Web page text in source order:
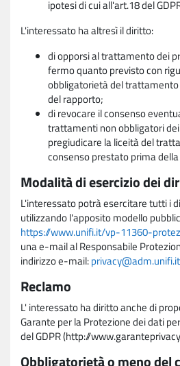
ipotesi di cui all'art.18 del
L'interessato ha altresì il diritto:
di opporsi al trattamento dei
fermo quanto previsto con
obbligatorietà del
del rapporto;
di revocare il consenso
trattamenti non obbligatori
pregiudicare la liceità del
consenso prestato prima
Modalità di esercizio dei
L'interessato potrà esercitare tutti i
utilizzando l'apposito modello
https://www.unifi.it/vp-11360-
una e-mail al Responsabile
indirizzo e-mail:privacy@adm.unifi.it
Reclamo
L' interessato ha diritto anche di
Garante per la Protezione dei dati
del GDPR (http://
Obbligatorietà o meno del